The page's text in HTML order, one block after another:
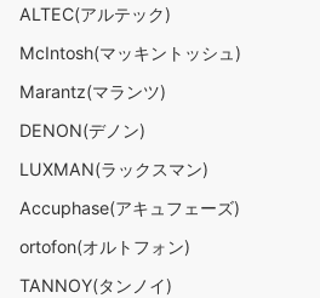
ALTEC(アルテック)
McIntosh(マッキントッシュ)
Marantz(マランツ)
DENON(デノン)
LUXMAN(ラックスマン)
Accuphase(アキュフェーズ)
ortofon(オルトフォン)
TANNOY(タンノイ)